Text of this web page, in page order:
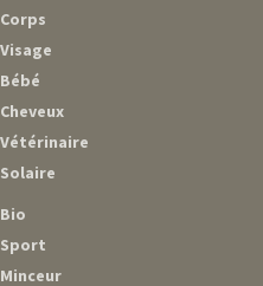
Corps
Visage
Bébé
Cheveux
Vétérinaire
Solaire
Bio
Sport
Minceur